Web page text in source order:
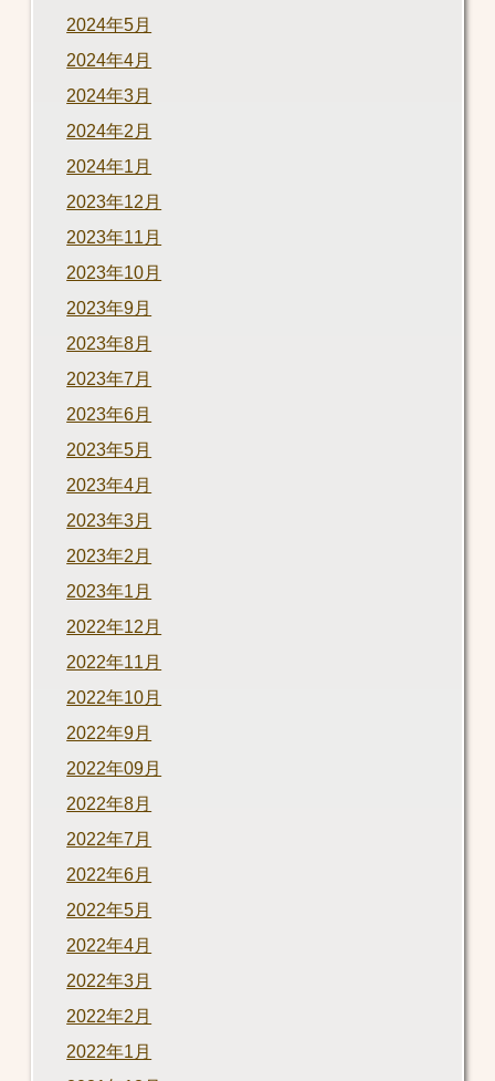
2024年5月
2024年4月
2024年3月
2024年2月
2024年1月
2023年12月
2023年11月
2023年10月
2023年9月
2023年8月
2023年7月
2023年6月
2023年5月
2023年4月
2023年3月
2023年2月
2023年1月
2022年12月
2022年11月
2022年10月
2022年9月
2022年09月
2022年8月
2022年7月
2022年6月
2022年5月
2022年4月
2022年3月
2022年2月
2022年1月